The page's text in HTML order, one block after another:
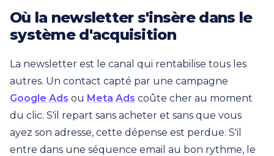
Où la newsletter s'insère dans le
système d'acquisition
La newsletter est le canal qui rentabilise tous les
autres. Un contact capté par une campagne
Google Ads ou Meta Ads coûte cher au moment
du clic. S'il repart sans acheter et sans que vous
ayez son adresse, cette dépense est perdue. S'il
entre dans une séquence email au bon rythme, le